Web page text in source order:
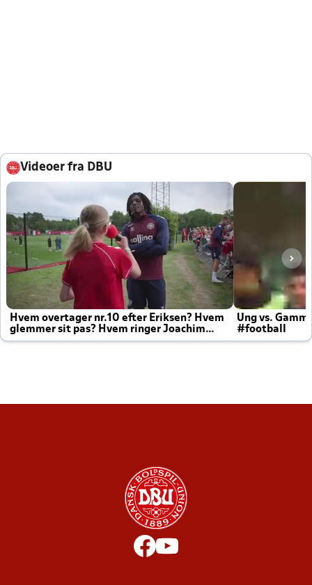
Videoer fra DBU
Hvem overtager nr.10 efter Eriksen? Hvem
glemmer sit pas? Hvem ringer Joachim
altid til efter kampe?
Ung vs.
#football